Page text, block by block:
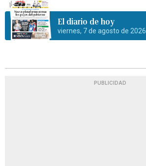
El diario de hoy
viernes, 7 de agosto de 2026
PUBLICIDAD